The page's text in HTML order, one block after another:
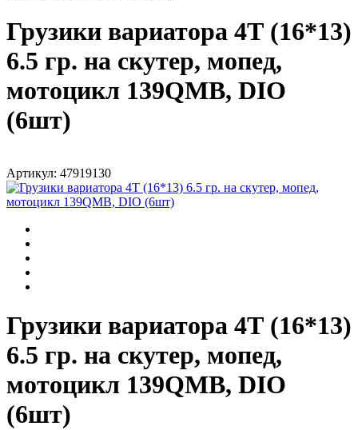
Грузики вариатора 4Т (16*13)
6.5 гр. на скутер, мопед,
мотоцикл 139QMB, DIO
(6шт)
Артикул: 47919130
Грузики вариатора 4Т (16*13)
6.5 гр. на скутер, мопед,
мотоцикл 139QMB, DIO
(6шт)